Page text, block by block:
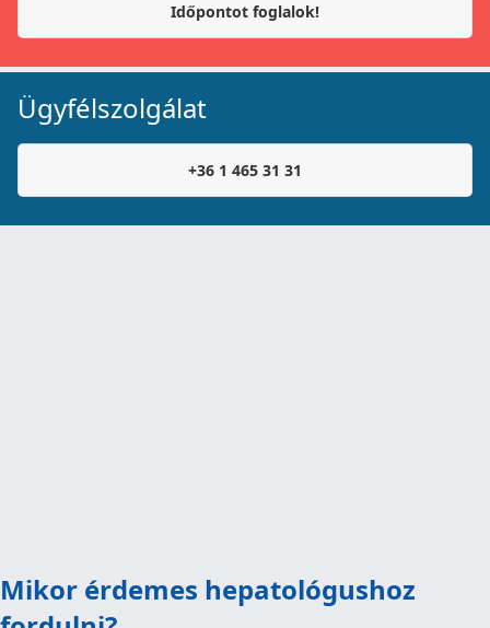
Időpontot foglalok!
Ügyfélszolgálat
+36 1 465 31 31
Mikor érdemes hepatológushoz